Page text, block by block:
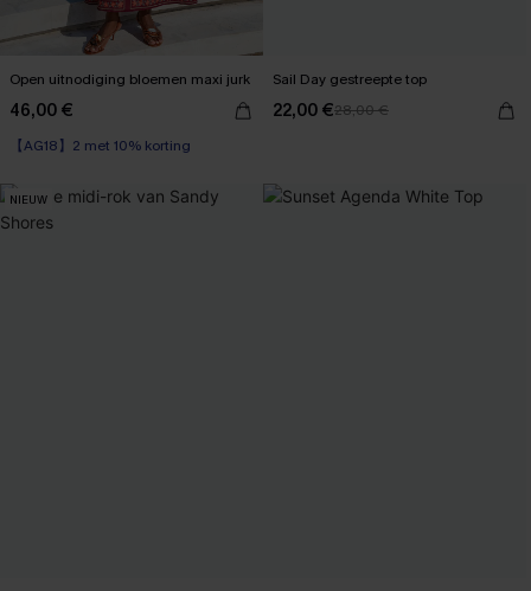
Open uitnodiging bloemen maxi jurk
46,00 €
【AG18】2 met 10% korting
Sail Day gestreepte top
22,00 €28,00 €
NIEUW